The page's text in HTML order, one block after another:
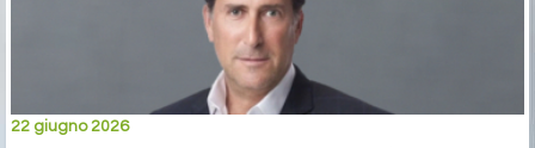
22 giugno 2026